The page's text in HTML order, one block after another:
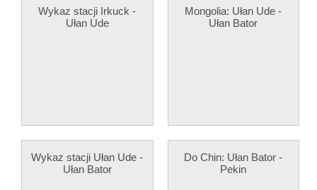
Wykaz stacji Irkuck -
Ułan Ude
Mongolia: Ułan Ude -
Ułan Bator
Wykaz stacji Ułan Ude -
Ułan Bator
Do Chin: Ułan Bator -
Pekin